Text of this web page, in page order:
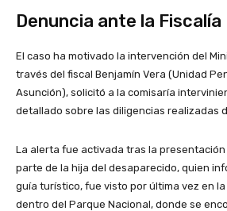
Denuncia ante la Fiscalía
El caso ha motivado la intervención del
través del fiscal Benjamín Vera (Unidad
Asunción), solicitó a la comisaría
detallado sobre las diligencias realizadas
La alerta fue activada tras la
parte de la hija del desaparecido, quien
guía turístico, fue visto por última vez en
dentro del Parque Nacional, donde se